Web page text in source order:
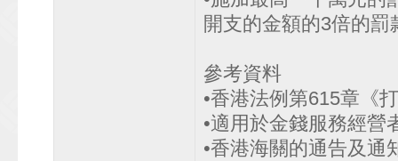
開支的金額的3倍的罰
參考資料
•香港法例第615章《
•適用於金錢服務經營
•香港海關的通告及通